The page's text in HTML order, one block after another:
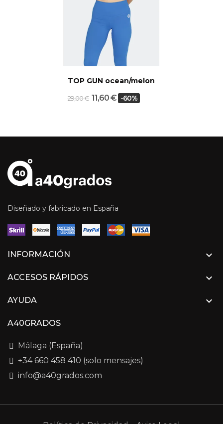
TOP GUN ocean/melon
29,00 € 11,60 € -60%
Diseñado y fabricado en España
INFORMACIÓN 
ACCESOS RÁPIDOS 
AYUDA 
A40GRADOS
Málaga (España)
+34 660 458 410 (solo mensajes)
info@a40grados.com